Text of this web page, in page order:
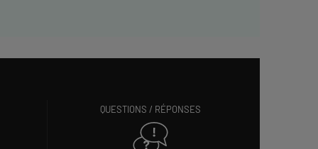
QUESTIONS / RÉPONSES